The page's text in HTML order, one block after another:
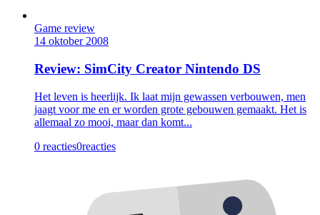
Game review
14 oktober 2008
Review: SimCity Creator Nintendo DS
Het leven is heerlijk. Ik laat mijn gewassen verbouwen, men
jaagt voor me en er worden grote gebouwen gemaakt. Het is
allemaal zo mooi, maar dan komt...
0 reacties0reacties